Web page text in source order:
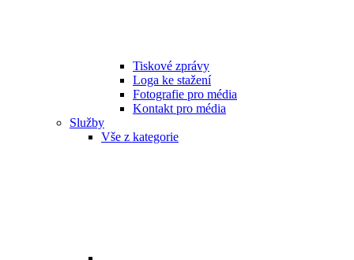
Tiskové zprávy
Loga ke stažení
Fotografie pro média
Kontakt pro média
Služby
Vše z kategorie